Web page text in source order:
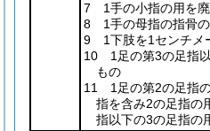
7 1手の小指の用を
8 1手の母指の指骨
9 1下肢を1センチメ
10 1足の第3の足指
もの
11 1足の第2の足指
指を含み2の足指の
指以下の3の足指の